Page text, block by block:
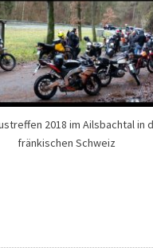
2018 im Ailsbachtal in
fränkischen Schweiz